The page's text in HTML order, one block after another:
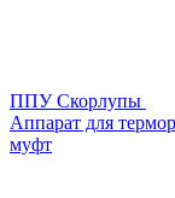
ППУ Скорлупы
Аппарат для
муфт